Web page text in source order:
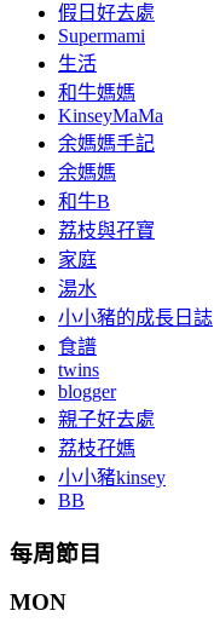
假日好去處
Supermami
生活
和牛媽媽
KinseyMaMa
余媽媽手記
余媽媽
和牛B
荔枝與孖寶
家庭
湯水
小小豬的成長日誌
食譜
twins
blogger
親子好去處
荔枝孖媽
小小豬kinsey
BB
每周節目
MON